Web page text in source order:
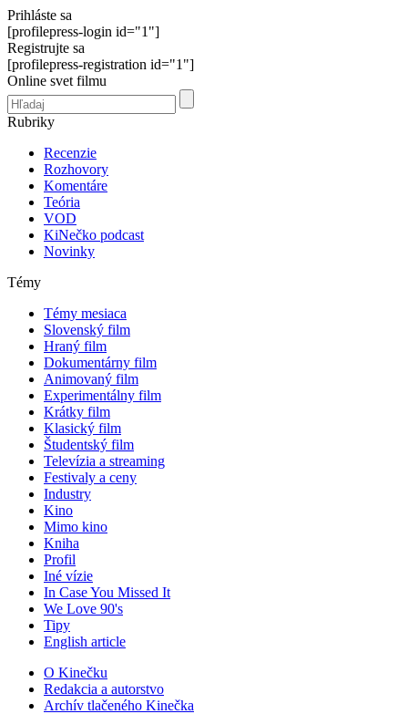
Prihláste sa
[profilepress-login id="1"]
Registrujte sa
[profilepress-registration id="1"]
Online svet filmu
Rubriky
Recenzie
Rozhovory
Komentáre
Teória
VOD
KiNečko podcast
Novinky
Témy
Témy mesiaca
Slovenský film
Hraný film
Dokumentárny film
Animovaný film
Experimentálny film
Krátky film
Klasický film
Študentský film
Televízia a streaming
Festivaly a ceny
Industry
Kino
Mimo kino
Kniha
Profil
Iné vízie
In Case You Missed It
We Love 90's
Tipy
English article
O Kinečku
Redakcia a autorstvo
Archív tlačeného Kinečka